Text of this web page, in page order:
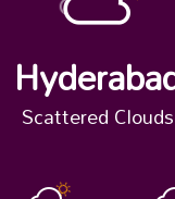
Scattered Clouds